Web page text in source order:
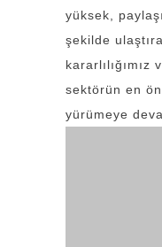
yüksek,
şekilde
sektörün en
yürümeye